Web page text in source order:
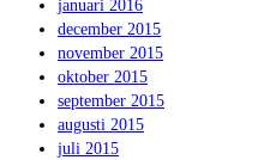
januari 2016
december 2015
november 2015
oktober 2015
september 2015
augusti 2015
juli 2015